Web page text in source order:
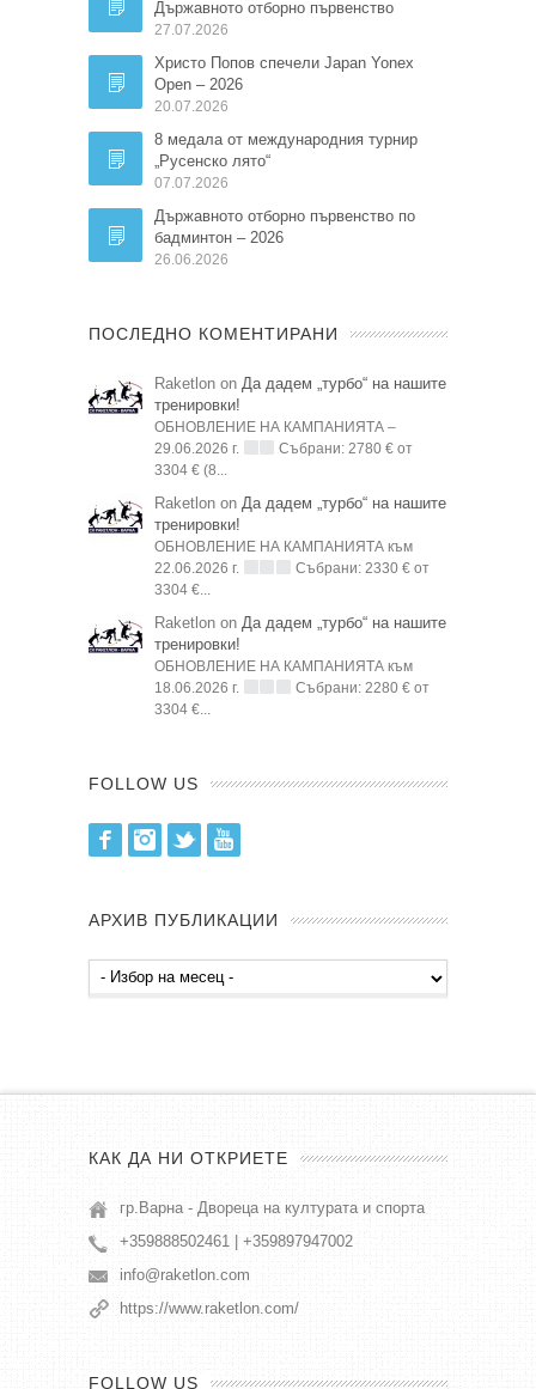
Държавното отборно първенство
27.07.2026
Христо Попов спечели Japan Yonex
Open – 2026
20.07.2026
8 медала от международния турнир
„Русенско лято“
07.07.2026
Държавното отборно първенство по
бадминтон – 2026
26.06.2026
ПОСЛЕДНО КОМЕНТИРАНИ
Raketlon on Да дадем „турбо“ на нашите
тренировки!
ОБНОВЛЕНИЕ НА КАМПАНИЯТА –
29.06.2026 г.
Събрани: 2780 € от
3304 € (8...
Raketlon on Да дадем „турбо“ на нашите
тренировки!
ОБНОВЛЕНИЕ НА КАМПАНИЯТА към
22.06.2026 г.
Събрани: 2330 € от
3304 €...
Raketlon on Да дадем „турбо“ на нашите
тренировки!
ОБНОВЛЕНИЕ НА КАМПАНИЯТА към
18.06.2026 г.
Събрани: 2280 € от
3304 €...
FOLLOW US
FacebookInstagram
Twitter
АРХИВ ПУБЛИКАЦИИ
Архив
публикации
КАК ДА НИ ОТКРИЕТЕ
гр.Варна - Двореца на културата и спорта
+359888502461 | +359897947002
info@raketlon.com
https://www.raketlon.com/
FOLLOW US